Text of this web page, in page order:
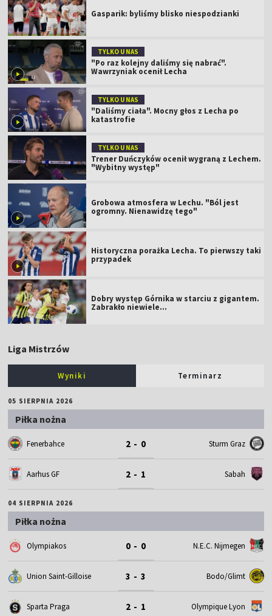
Gasparik: byliśmy blisko niespodzianki
TYLKO U NAS
"Po raz kolejny daliśmy się nabrać".
Wawrzyniak ocenił Lecha
TYLKO U NAS
"Daliśmy ciała". Mocny głos z Lecha po
katastrofie
TYLKO U NAS
Trener Duńczyków ocenił wygraną z Lechem.
"Wybitny występ"
Grobowa atmosfera w Lechu. "Ból jest
ogromny. Nienawidzę tego"
Historyczna porażka Lecha. To pierwszy taki
przypadek
Dobry występ Górnika w starciu z gigantem.
Zabrakło niewiele...
Liga Mistrzów
Wyniki Terminarz
05 SIERPNIA 2026
Piłka nożna
Fenerbahce 2 - 0 Sturm Graz
Aarhus GF 2 - 1 Sabah
04 SIERPNIA 2026
Piłka nożna
Olympiakos 0 - 0 N.E.C. Nijmegen
Union Saint-Gilloise 3 - 3 Bodo/Glimt
Sparta Praga 2 - 1 Olympique Lyon